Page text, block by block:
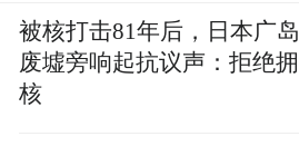
被核打击81年后，日本广岛
废墟旁响起抗议声：拒绝拥
核